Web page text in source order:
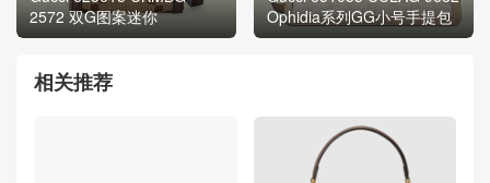
2572 双G图案迷你
Ophidia系列GG小号手提包
相关推荐